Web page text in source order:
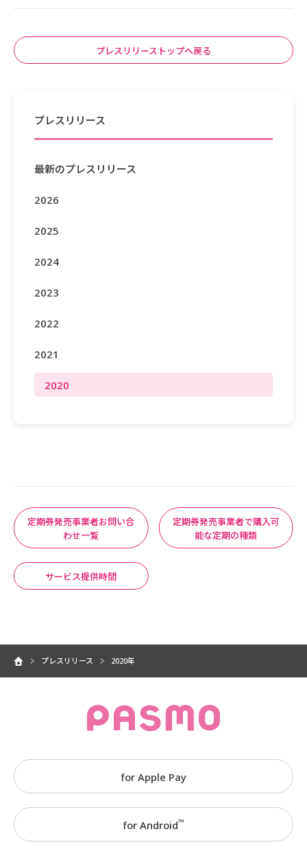
プレスリリーストップへ戻る
プレスリリース
最新のプレスリリース
2026
2025
2024
2023
2022
2021
2020
定期券発売事業者お問い合
わせ一覧
定期券発売事業者で購入可
能な定期の種類
サービス提供時間
プレスリリース 2020年
for Apple Pay
for Android™